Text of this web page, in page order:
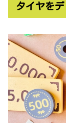
タイヤを